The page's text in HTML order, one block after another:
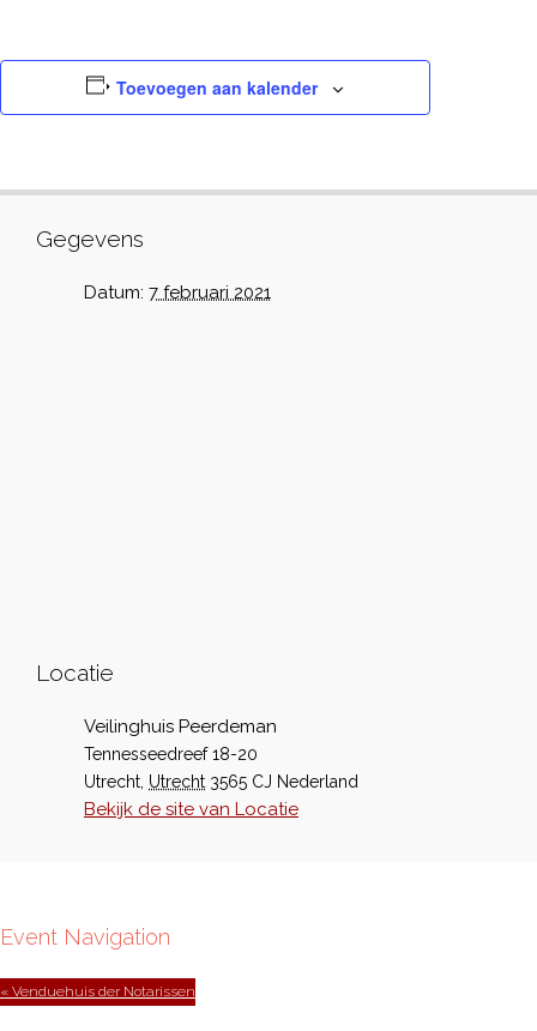
Toevoegen aan kalender
Gegevens
Datum: 7 februari 2021
Locatie
Veilinghuis Peerdeman
Tennesseedreef 18-20
Utrecht Utrecht 3565 CJ Nederland
Bekijk de site van Locatie
Event Navigation
« Venduehuis der Notarissen